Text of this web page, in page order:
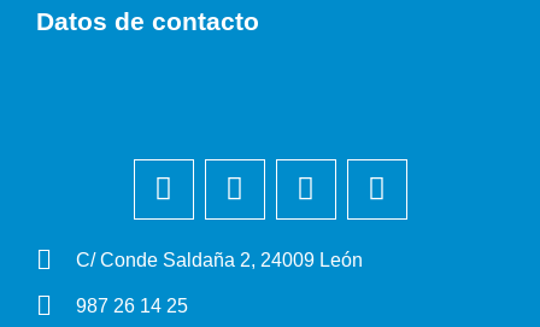
Datos de contacto
C/ Conde Saldaña 2, 24009 León
987 26 14 25